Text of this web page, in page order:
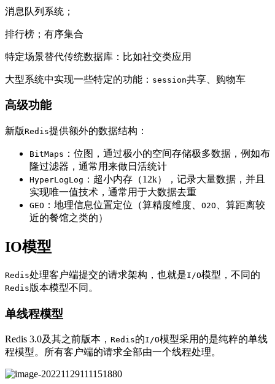
消息队列系统；
排行榜；有序集合
特定场景替代传统数据库：比如社交类应用
大型系统中实现一些特定的功能： session共享、购物车
高级功能
新版Redis提供额外的数据结构：
BitMaps ：位图，通过极小的空间存储极多数据，例如布
隆过滤器，通常用来做日活统计
HyperLogLog ：超小内存（12k），记录大量数据，并且
实现唯一值技术，通常用于大数据去重
GEO ：地理信息位置定位（算精度维度、 O2O
、算距离较
近的餐馆之类的）
IO模型
Redis处理客户端提交的请求架构，也就是I/O模型，不同的
Redis版本模型不同。
单线程模型
Redis 3.0及其之前版本， Redis的I/O模型采用的是纯粹的单线
程模型。所有客户端的请求全部由一个线程处理。